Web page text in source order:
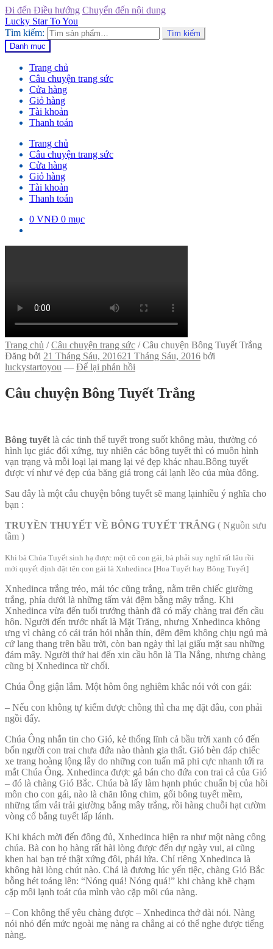
Đi đến Điều hướng Chuyển đến nội dung
Lucky Star To You
Tìm kiếm:
Tìm kiếm
Danh mục
Trang chủ
Câu chuyện trang sức
Cửa hàng
Giỏ hàng
Tài khoản
Thanh toán
Trang chủ
Câu chuyện trang sức
Cửa hàng
Giỏ hàng
Tài khoản
Thanh toán
0 VNĐ 0 mục
Trang chủ /Câu chuyện trang sức /Câu chuyện Bông Tuyết Trắng
Đăng bởi 21 Tháng Sáu, 201621 Tháng Sáu, 2016 bởi
luckystartoyou — Để lại phản hồi
Câu chuyện Bông Tuyết Trắng
Bông tuyết là các tinh thể tuyết trong suốt không màu, thường có
hình lục giác đối xứng, tuy nhiên các bông tuyết thì có muôn hình
vạn trạng và mỗi loại lại mang lại vẻ đẹp khác nhau.Bông tuyết
được ví như vẻ đẹp của băng giá trong cái lạnh lẽo của mùa đông.
Sau đây là một câu chuyện bông tuyết sẽ mang lạinhiều ý nghĩa cho
bạn :
TRUYỀN THUYẾT VỀ BÔNG TUYẾT TRẮNG ( Nguồn sưu
tầm )
Khi bà Chúa Tuyết sinh hạ được một cô con gái, bà phải suy nghĩ rất lâu rồi
mới quyết định đặt tên con gái là Xnhedinca [Hoa Tuyết hay Bông Tuyết]
Xnhedinca trắng trẻo, mái tóc cũng trắng, nằm trên chiếc giường
trắng, phía dưới là những tấm vải đệm bằng mây trắng. Khi
Xnhedinca vừa đến tuổi trưởng thành đã có mấy chàng trai đến cầu
hôn. Người đến trước nhất là Mặt Trăng, nhưng Xnhedinca không
ưng vì chàng có cái trán hói nhẵn thín, đêm đêm không chịu ngủ mà
cứ lang thang trên bầu trời, còn ban ngày thì lại giấu mặt sau những
đám mây. Người thứ hai đến xin cầu hôn là Tia Nắng, nhưng chàng
cũng bị Xnhedinca từ chối.
Chúa Ông giận lắm. Một hôm ông nghiêm khắc nói với con gái:
– Nếu con không tự kiếm được chồng thì cha mẹ đặt đâu, con phải
ngồi đấy.
Chúa Ông nhắn tin cho Gió, kẻ thống lĩnh cả bầu trời xanh có đến
bốn người con trai chưa đứa nào thành gia thất. Gió bèn đáp chiếc
xe trang hoàng lộng lẫy do những con tuấn mã phi cực nhanh tới ra
mắt Chúa Ông. Xnhedinca được gả bán cho đứa con trai cả của Gió
– đó là chàng Gió Bắc. Chúa bà lấy làm hạnh phúc chuẩn bị của hồi
môn cho con gái, nào là chăn lông chim, gối bông tuyết mềm,
những tấm vải trải giường bằng mây trắng, rồi hàng chuỗi hạt cườm
vòng cổ bằng tuyết lấp lánh.
Khi khách mời đến đông đủ, Xnhedinca hiện ra như một nàng công
chúa. Bà con họ hàng rất hài lòng được đến dự ngày vui, ai cũng
khen hai bạn trẻ thật xứng đôi, phải lứa. Chỉ riêng Xnhedinca là
không hài lòng chút nào. Chả là đương lúc yến tiệc, chàng Gió Bắc
bỗng hét toáng lên: “Nóng quá! Nóng quá!” khi chàng khẽ chạm
cặp môi lạnh toát của mình vào cặp môi của nàng.
– Con không thể yêu chàng được – Xnhedinca thở dài nói. Nàng
nói nhỏ đến mức ngoài mẹ nàng ra chẳng ai có thể nghe được tiếng
nàng.